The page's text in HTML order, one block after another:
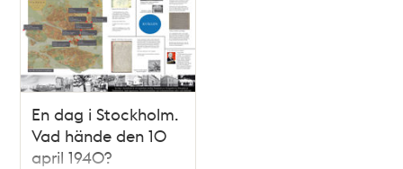
En dag i Stockholm.
Vad hände den 10
april 1940?